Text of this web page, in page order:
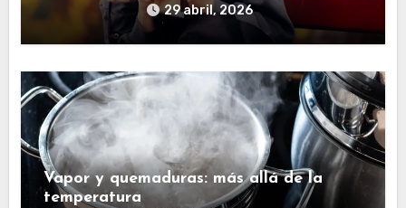
29 abril, 2026
Vapor y quemaduras: más allá de la
temperatura